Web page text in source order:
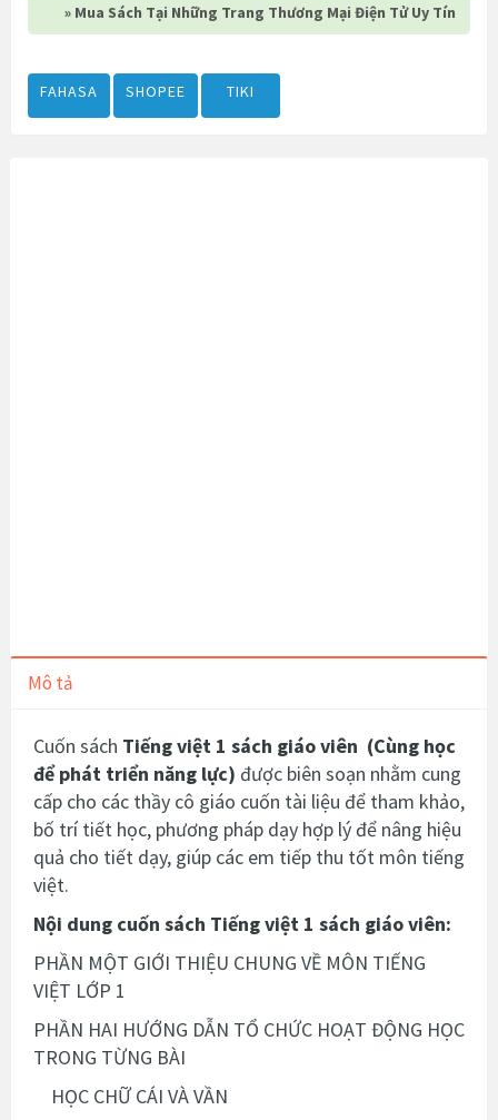
» Mua Sách Tại Những Trang Thương Mại Điện Tử Uy Tín
FAHASA SHOPEE TIKI
Mô tả
Cuốn sách Tiếng việt 1 sách giáo viên (Cùng học
để phát triển năng lực) được biên soạn nhằm cung
cấp cho các thầy cô giáo cuốn tài liệu để tham khảo,
bố trí tiết học, phương pháp dạy hợp lý để nâng hiệu
quả cho tiết dạy, giúp các em tiếp thu tốt môn tiếng
việt.
Nội dung cuốn sách Tiếng việt 1 sách giáo viên:
PHẦN MỘT GIỚI THIỆU CHUNG VỀ MÔN TIẾNG
VIỆT LỚP 1
PHẦN HAI HƯỚNG DẪN TỔ CHỨC HOẠT ĐỘNG HỌC
TRONG TỪNG BÀI
HỌC CHỮ CÁI VÀ VẦN